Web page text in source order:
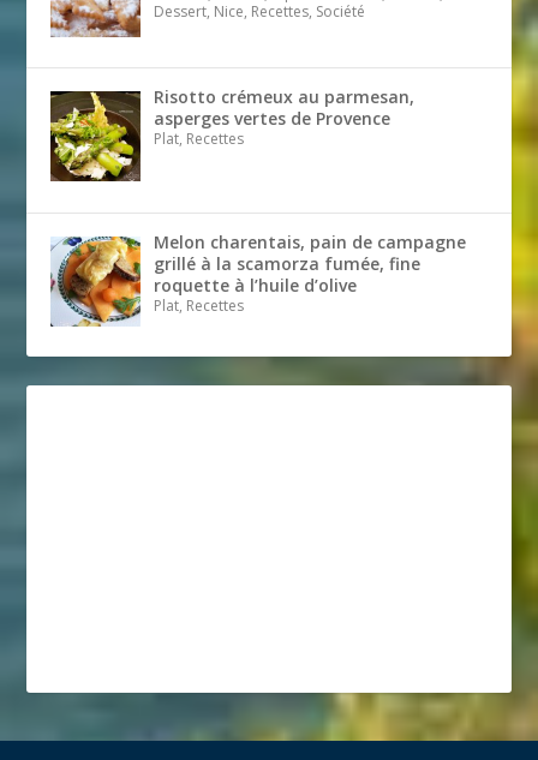
Dessert, Nice, Recettes, Société
Risotto crémeux au parmesan,
asperges vertes de Provence
Plat, Recettes
Melon charentais, pain de campagne
grillé à la scamorza fumée, fine
roquette à l’huile d’olive
Plat, Recettes